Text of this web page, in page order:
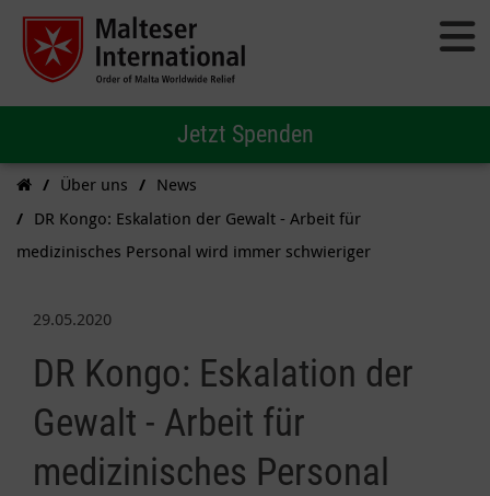
Jetzt Spenden
Über uns
News
DR Kongo: Eskalation der Gewalt - Arbeit für
medizinisches Personal wird immer schwieriger
29.05.2020
DR Kongo: Eskalation der
Gewalt - Arbeit für
medizinisches Personal